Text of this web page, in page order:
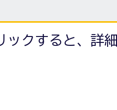
ックすると、詳